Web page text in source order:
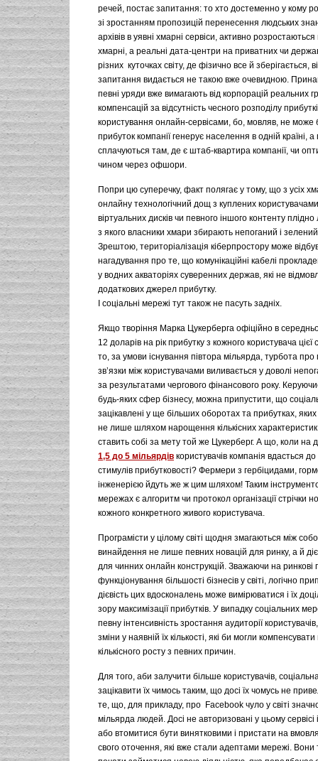
речей, постає запитання: то хто достеменно у кому
зі зростанням пропозицій перенесення людських
архівів в уявні хмарні сервіси, активно
хмарні, а реальні дата-центри на приватних чи
різних куточках світу, де фізично все й зберігається,
запитання видається не такою вже очевидною.
певні уряди вже вимагають від корпорацій реальних
компенсацій за відсутність чесного розподілу
користування онлайн-сервісами, бо, мовляв, не може
прибуток компанії генерує населення в одній країні, а
сплачуються там, де є штаб-квартира компанії, чи
чином через офшори.
Попри цю суперечку, факт полягає у тому, що з усіх
онлайну технологічний дощ з куплених
віртуальних дисків чи певного іншого контенту
з якого власники хмари збирають непоганий і
Зрештою, територіалізація кіберпростору може
нагадування про те, що комунікаційні кабелі
у водних акваторіях суверенних держав, які не
додаткових джерел прибутку.
І соціальні мережі тут також не пасуть задніх.
Якщо творіння Марка Цукерберга офіційно в
12 доларів на рік прибутку з кожного користувача цієї
то, за умови існування півтора мільярда, турбота про
зв’язки між користувачами виливається у доволі
за результатами чергового фінансового року.
будь-яких сфер бізнесу, можна припустити, що
зацікавлені у ще більших оборотах та прибутках,
не лише шляхом нарощення кількісних характеристик
ставить собі за мету той же Цукерберг. А що, коли на
1,5 до 5 мільярдів користувачів компанія вдасться
стимулів прибутковості? Фермери з гербіцидами,
інженерією йдуть же ж цим шляхом! Таким
мережах є алгоритм чи протокол організації стрічки
кожного конкретного живого користувача.
Програмісти у цілому світі щодня змагаються між
винайдення не лише певних новацій для ринку, а й
для чинних онлайн конструкцій. Зважаючи на ринкові
функціонування більшості бізнесів у світі, логічно
дієвість цих вдосконалень може вимірюватися і їх
зору максимізації прибутків. У випадку соціальних
певну інтенсивність зростання аудиторії користувачів,
зміни у наявній їх кількості, які би могли компенсувати
кількісного росту з певних причин.
Для того, аби залучити більше користувачів,
зацікавити їх чимось таким, що досі їх чомусь не
те, що, для прикладу, про Facebook чуло у світі
мільярда людей. Досі не авторизовані у цьому сервісі
або втомитися бути винятковими і пристати на
свого оточення, які вже стали адептами мережі. Вони